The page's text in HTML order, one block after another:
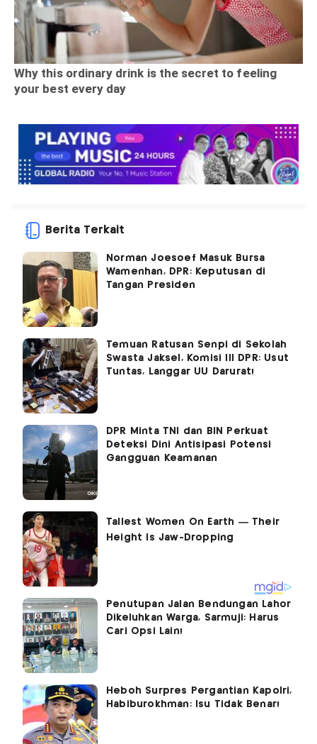
Berita Terkait
Norman Joesoef Masuk Bursa
Wamenhan, DPR: Keputusan di
Tangan Presiden
Temuan Ratusan Senpi di Sekolah
Swasta Jaksel, Komisi III DPR: Usut
Tuntas, Langgar UU Darurat!
DPR Minta TNI dan BIN Perkuat
Deteksi Dini Antisipasi Potensi
Gangguan Keamanan
Penutupan Jalan Bendungan Lahor
Dikeluhkan Warga, Sarmuji: Harus
Cari Opsi Lain!
Heboh Surpres Pergantian Kapolri,
Habiburokhman: Isu Tidak Benar!